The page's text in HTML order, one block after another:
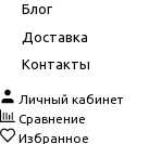
Блог
Доставка
Контакты
Личный кабинет
Сравнение
Избранное